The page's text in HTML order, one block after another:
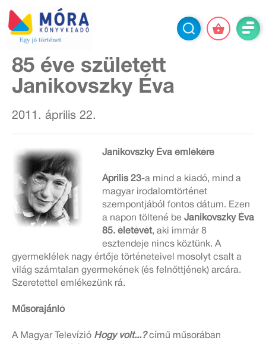
85 éve született
Janikovszky Éva
2011. április 22.
Janikovszky Éva emlékére
Április 23-a mind a kiadó, mind a
magyar irodalomtörténet
szempontjából fontos dátum. Ezen
a napon töltené be Janikovszky Éva
85. életévét, aki immár 8
esztendeje nincs köztünk. A
gyermeklélek nagy értője történeteivel mosolyt csalt a
világ számtalan gyermekének (és felnőttjének) arcára.
Szeretettel emlékezünk rá.
Műsorajánló
A Magyar Televízió Hogy volt...?című műsorában